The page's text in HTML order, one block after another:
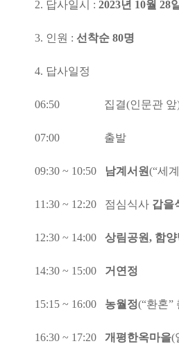
2. 답사일시 : 2023년 10월 28일
3. 인원 : 선착순 80명
4. 답사일정
06:50 집결(인문관 앞
07:00 출발
09:30 ~ 10:50 남계서원(“세
11:30 ~ 12:20 점심식사 갑을
12:30 ~ 14:00 상림공원, 함
14:30 ~ 15:00 거연정
15:15 ~ 16:00 농월정(“환혼”
16:30 ~ 17:20 개평한옥마을(